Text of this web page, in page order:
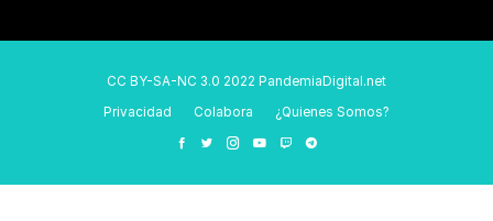
CC BY-SA-NC 3.0 2022 PandemiaDigital.net
Privacidad
Colabora ¿Quienes Somos?